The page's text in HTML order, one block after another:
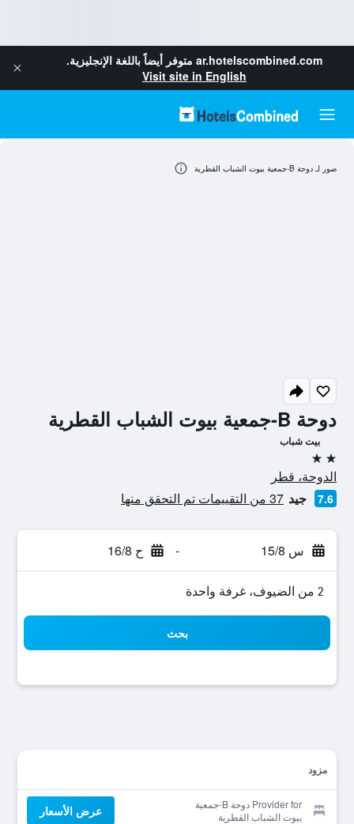
ar.hotelscombined.com متوفر أيضاً باللغة الإنجليزية.
Visit site in English
دوحة B-جمعية بيوت الشباب القطرية
بيت شباب
2 نجمتين
الدوحة، قطر
7.6 جيد 37 من التقييمات تم التحقق منها
س 15/8 - ح 16/8
2 من الضيوف، غرفة واحدة
بحث
مزود
Provider for دوحة B-جمعية
بيوت الشباب القطرية
عرض الأسعار
صور لـ دوحة B-جمعية بيوت الشباب القطرية